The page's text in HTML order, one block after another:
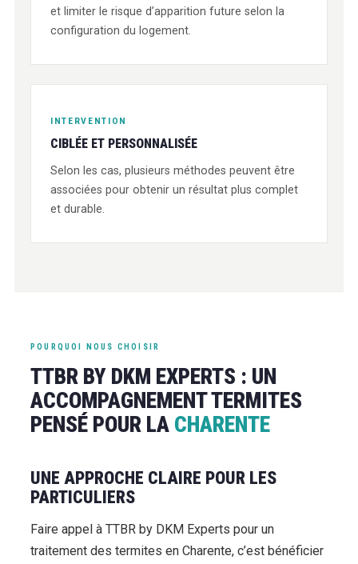
et limiter le risque d’apparition future selon la
configuration du logement.
INTERVENTION
CIBLÉE ET PERSONNALISÉE
Selon les cas, plusieurs méthodes peuvent être
associées pour obtenir un résultat plus complet
et durable.
POURQUOI NOUS CHOISIR
TTBR BY DKM EXPERTS : UN
ACCOMPAGNEMENT TERMITES
PENSÉ POUR LA CHARENTE
UNE APPROCHE CLAIRE POUR LES
PARTICULIERS
Faire appel à TTBR by DKM Experts pour un
traitement des termites en Charente, c’est bénéficier